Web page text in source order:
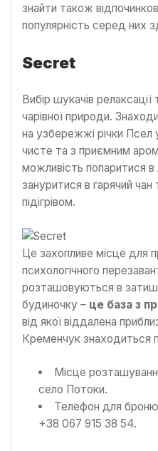
знайти також
популярність серед них
Secret
Вибір шукачів
чарівної природи.
на узбережжі річки Псел
чисте та з приємним
можливість попаритися в
зануритися в гарячий чан
підігрівом.
Це захопливе місце для
психологічного
розташовуються в
будиночку – це база з
від якої віддалена
Кременчук знаходиться
Місце
село Потоки.
Телефон для
+38 067 915 38 54.